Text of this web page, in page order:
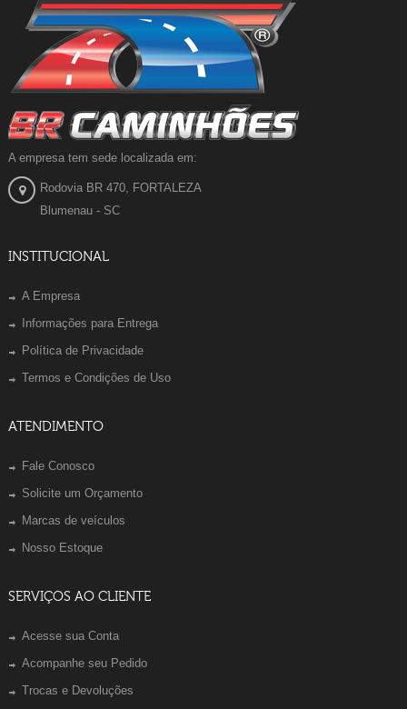
A empresa tem sede localizada em:
Rodovia BR 470, FORTALEZA
Blumenau - SC
INSTITUCIONAL
A Empresa
Informações para Entrega
Política de Privacidade
Termos e Condições de Uso
ATENDIMENTO
Fale Conosco
Solicite um Orçamento
Marcas de veículos
Nosso Estoque
SERVIÇOS AO CLIENTE
Acesse sua Conta
Acompanhe seu Pedido
Trocas e Devoluções